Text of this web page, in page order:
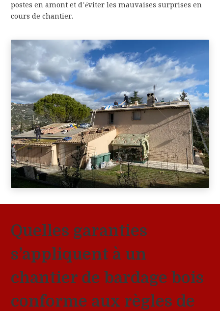
postes en amont et d’éviter les mauvaises surprises en
cours de chantier.
Quelles garanties
s’appliquent à un
chantier de bardage bois
conforme aux règles de